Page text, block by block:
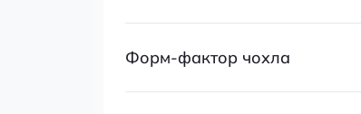
Форм-фактор чохла